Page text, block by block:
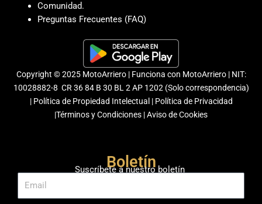
Comunidad.
Preguntas Frecuentes (FAQ)
Copyright © 2025 MotoArriero | Funciona con MotoArriero | NIT:
10028882-8 CR 36 84 B 30 BL 2 AP 1202 (Solo correspondencia)
| Política de Propiedad Intelectual| Política de Privacidad
|Términos y Condiciones |Aviso de Cookies
Boletín
Suscríbete a nuestro boletín